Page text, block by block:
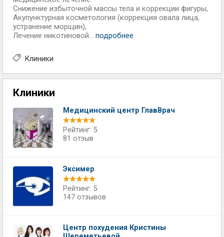
Снижение избыточной массы тела и коррекции фигуры,
Акупунктурная косметология (коррекция овала лица,
устранение морщин),
Лечение никотиновой... подробнее
Клиники
Клиники
Медицинский центр ГлавВрач
Рейтинг: 5
81 отзыв
Эксимер
Рейтинг: 5
147 отзывов
Центр похудения Кристины